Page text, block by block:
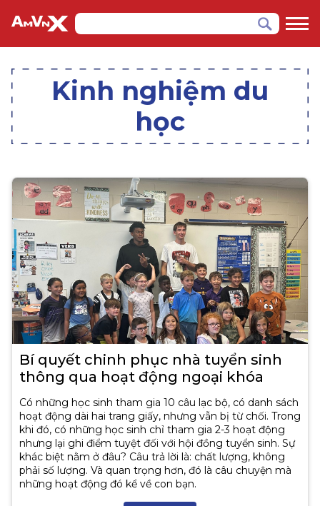
Kinh nghiệm du
học
Bí quyết chinh phục nhà tuyển sinh
thông qua hoạt động ngoại khóa
Có những học sinh tham gia 10 câu lạc bộ, có danh sách
hoạt động dài hai trang giấy, nhưng vẫn bị từ chối. Trong
khi đó, có những học sinh chỉ tham gia 2-3 hoạt động
nhưng lại ghi điểm tuyệt đối với hội đồng tuyển sinh. Sự
khác biệt nằm ở đâu? Câu trả lời là: chất lượng, không
phải số lượng. Và quan trọng hơn, đó là câu chuyện mà
những hoạt động đó kể về con bạn.